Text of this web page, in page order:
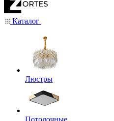
Каталог
Люстры
Потолочные